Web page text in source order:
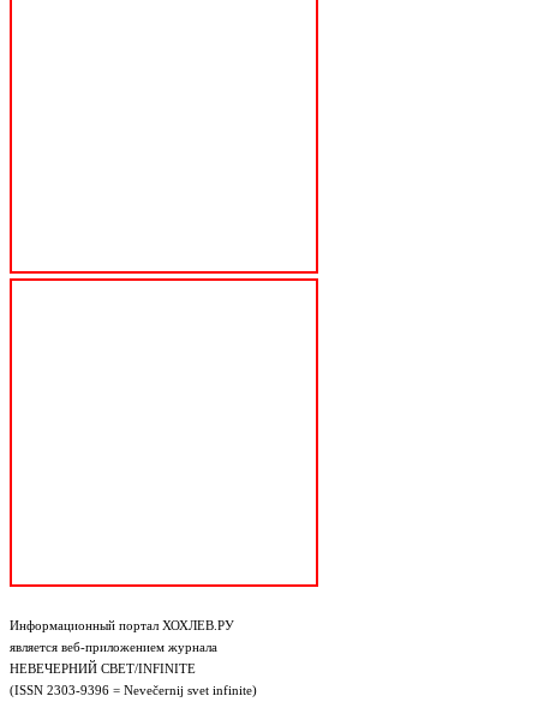
Информационный портал ХОХЛЕВ.РУ
является веб-приложением журнала
НЕВЕЧЕРНИЙ СВЕТ/INFINITE
(ISSN 2303-9396 = Nevečernij svet infinite)